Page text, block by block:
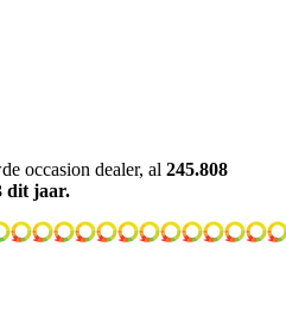
occasion dealer, al 245.808
dit jaar.